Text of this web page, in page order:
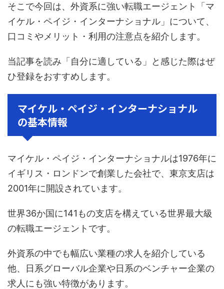
そこで今回は、外資系に強い転職エージェント「マ
イケル・ペイジ・インターナショナル」について、
口コミやメリット・利用の注意点を紹介します。
当記事を読み「自分に適している」と感じた際はぜ
ひ登録をおすすめします。
マイケル・ペイジ・インターナショナル
の基本情報
マイケル・ペイジ・インターナショナルは1976年に
イギリス・ロンドンで創業した会社で、東京支店は
2001年に開設されています。
世界36か国に141もの支店を構えている世界最大級
の転職エージェントです。
外資系の中でも幅広い業種の求人を紹介している
他、日系グローバル企業や日系のベンチャー企業の
求人にも強い特徴があります。